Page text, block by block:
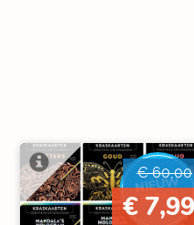
NIEUW
BINNEN
€ 60,00
€ 7,99